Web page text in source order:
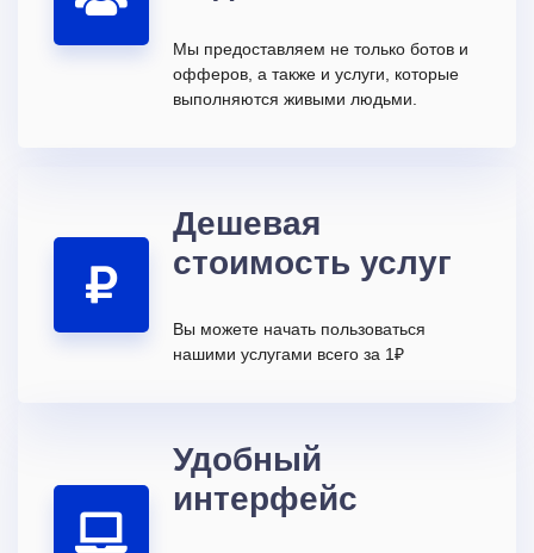
Мы предоставляем не только ботов и
офферов, а также и услуги, которые
выполняются живыми людьми.
Дешевая
стоимость услуг
Вы можете начать пользоваться
нашими услугами всего за 1₽
Удобный
интерфейс